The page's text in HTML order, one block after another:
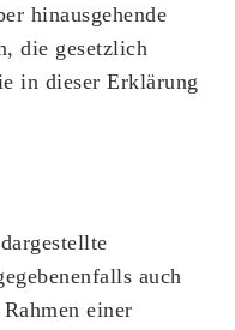
hinausgehende
die gesetzlich
in dieser Erklärung
auch
einer